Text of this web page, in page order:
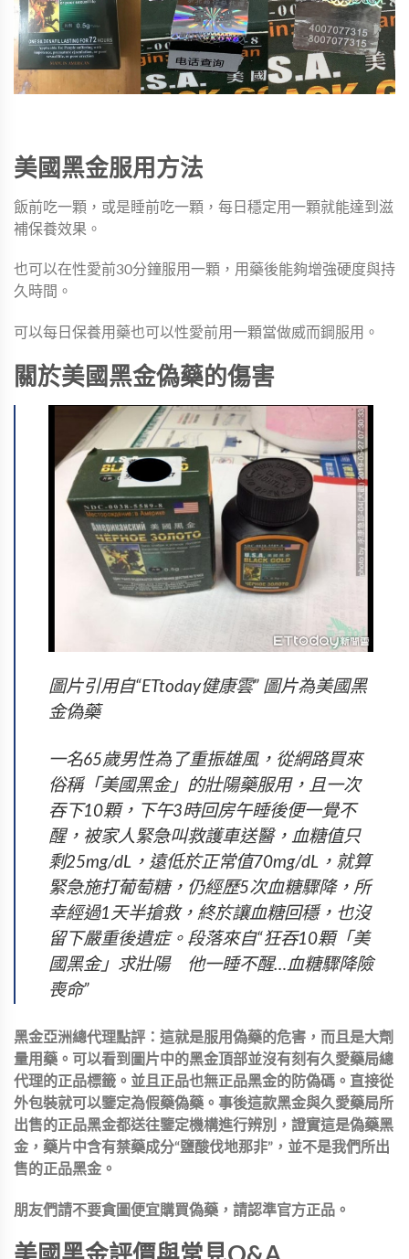
美國黑金服用方法
飯前吃一顆，或是睡前吃一顆，每日穩定用一顆就能達到滋
補保養效果。
也可以在性愛前30分鐘服用一顆，用藥後能夠增強硬度與持
久時間。
可以每日保養用藥也可以性愛前用一顆當做威而鋼服用。
關於美國黑金偽藥的傷害
圖片引用自“ETtoday健康雲” 圖片為美國黑
金偽藥
一名65歲男性為了重振雄風，從網路買來
俗稱「美國黑金」的壯陽藥服用，且一次
吞下10顆，下午3時回房午睡後便一覺不
醒，被家人緊急叫救護車送醫，血糖值只
剩25mg/dL，遠低於正常值70mg/dL，就算
緊急施打葡萄糖，仍經歷5次血糖驟降，所
幸經過1天半搶救，終於讓血糖回穩，也沒
留下嚴重後遺症。段落來自“狂吞10顆「美
國黑金」求壯陽 他一睡不醒…血糖驟降險
喪命”
黑金亞洲總代理點評：這就是服用偽藥的危害，而且是大劑
量用藥。可以看到圖片中的黑金頂部並沒有刻有久愛藥局總
代理的正品標籤。並且正品也無正品黑金的防偽碼。直接從
外包裝就可以鑒定為假藥偽藥。事後這款黑金與久愛藥局所
出售的正品黑金都送往鑒定機構進行辨別，證實這是偽藥黑
金，藥片中含有禁藥成分“鹽酸伐地那非”，並不是我們所出
售的正品黑金。
朋友們請不要貪圖便宜購買偽藥，請認準官方正品。